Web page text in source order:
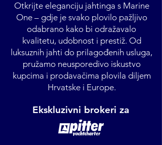
Otkrijte eleganciju jahtinga s Marine
One – gdje je svako plovilo pažljivo
odabrano kako bi odražavalo
kvalitetu, udobnost i prestiž. Od
luksuznih jahti do prilagođenih usluga,
pružamo neusporedivo iskustvo
kupcima i prodavačima plovila diljem
Hrvatske i Europe.
Ekskluzivni brokeri za